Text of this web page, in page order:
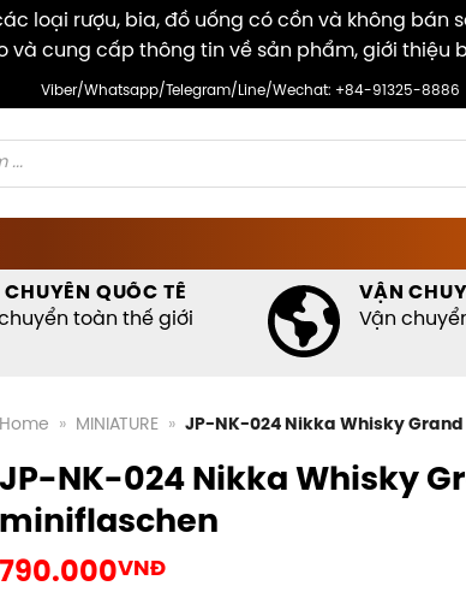
loại rượu, bia, đồ uống có cồn và không bán
và cung cấp thông tin về sản phẩm, giới thiệu
Viber/Whatsapp/Telegram/Line/Wechat: +84-91325-8886
QUỐC TẾ
toàn thế giới
VẬN
Vận
Home » MINIATURE » JP-NK-024 Nikka Whisky
JP-NK-024 Nikka Whisky
miniflaschen
790.000VNĐ